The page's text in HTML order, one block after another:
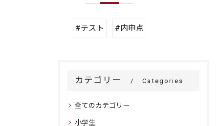
#テスト #内申点
カテゴリー Categories
全てのカテゴリー
小学生